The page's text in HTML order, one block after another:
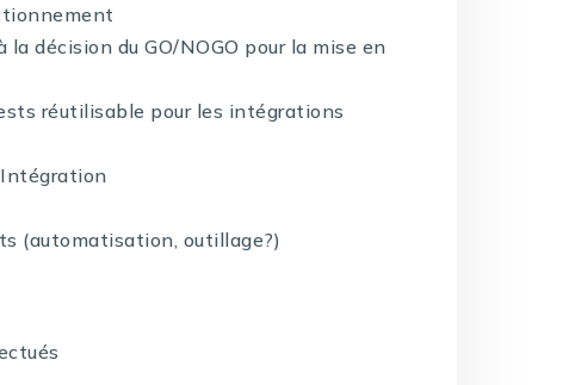
décision du GO/NOGO pour la mise en
réutilisable pour les intégrations
(automatisation, outillage?)